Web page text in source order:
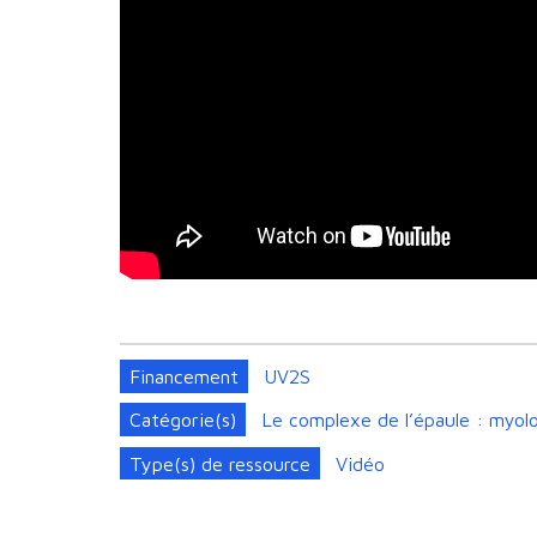
Financement UV2S
Catégorie(s) Le complexe de l’épaule :
Type(s) de ressource Vidéo